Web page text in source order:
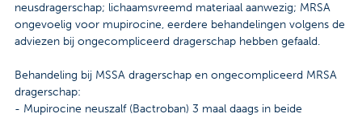
neusdragerschap; lichaamsvreemd materiaal aanwezig; MRSA
ongevoelig voor mupirocine, eerdere behandelingen volgens de
adviezen bij ongecompliceerd dragerschap hebben gefaald.
Behandeling bij MSSA dragerschap en ongecompliceerd MRSA
dragerschap:
- Mupirocine neuszalf (Bactroban) 3 maal daags in beide